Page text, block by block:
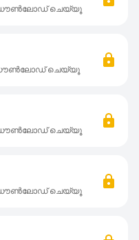
ഡൌൺലോഡ് ചെയ്യൂ
ഡൌൺലോഡ് ചെയ്യൂ
ഡൌൺലോഡ് ചെയ്യൂ
ഡൌൺലോഡ് ചെയ്യൂ